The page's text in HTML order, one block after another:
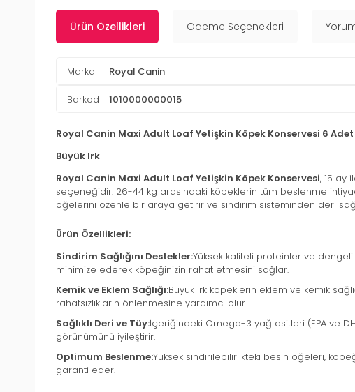
Ürün Özellikleri Ödeme Seçenekleri
Marka Royal Canin
Barkod 1010000000015
Royal Canin Maxi Adult Loaf Yetişkin Köpek Konservesi 6 Adet
Büyük Irk
Royal Canin Maxi Adult Loaf Yetişkin Köpek Konservesi, 15 ay
seçeneğidir. 26-44 kg arasındaki köpeklerin tüm beslenme
öğelerini özenle bir araya getirir ve sindirim sisteminden deri
Ürün Özellikleri:
Sindirim Sağlığını Destekler:Yüksek kaliteli proteinler ve
minimize ederek köpeğinizin rahat etmesini sağlar.
Kemik ve Eklem Sağlığı:Büyük ırk köpeklerin eklem ve kemik
rahatsızlıkların önlenmesine yardımcı olur.
Sağlıklı Deri ve Tüy:İçeriğindeki Omega-3 yağ asitleri (EPA ve
görünümünü iyileştirir.
Optimum Beslenme:Yüksek sindirilebilirlikteki besin öğeleri,
garanti eder.